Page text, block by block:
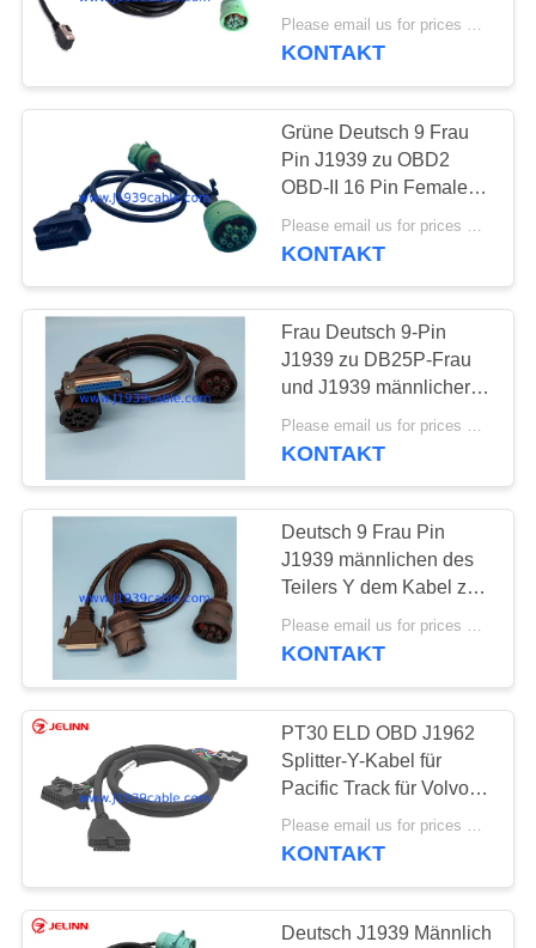
J1939 zum männlichen
Kabel des Teiler-Y
Please email us for prices MOQ:100 Stück
KONTAKT
Grüne Deutsch 9 Frau
Pin J1939 zu OBD2
OBD-II 16 Pin Female
und J1939 männliches
des Teiler-Y Kabel
KONTAKT
Frau Deutsch 9-Pin
J1939 zu DB25P-Frau
und J1939 männlicher
Teiler Y verkabeln
Please email us for prices MOQ:100 Stück
KONTAKT
Deutsch 9 Frau Pin
J1939 männlichen des
Teilers Y dem Kabel zur
Frau-DB25 und J1939
Please email us for prices MOQ:100 Stück
KONTAKT
PT30 ELD OBD J1962
Splitter-Y-Kabel für
Pacific Track für Volvo-
oder Mack-Lkw in
Nordamerika
Please email us for prices MOQ:100 Stück
KONTAKT
Deutsch J1939 Männlich